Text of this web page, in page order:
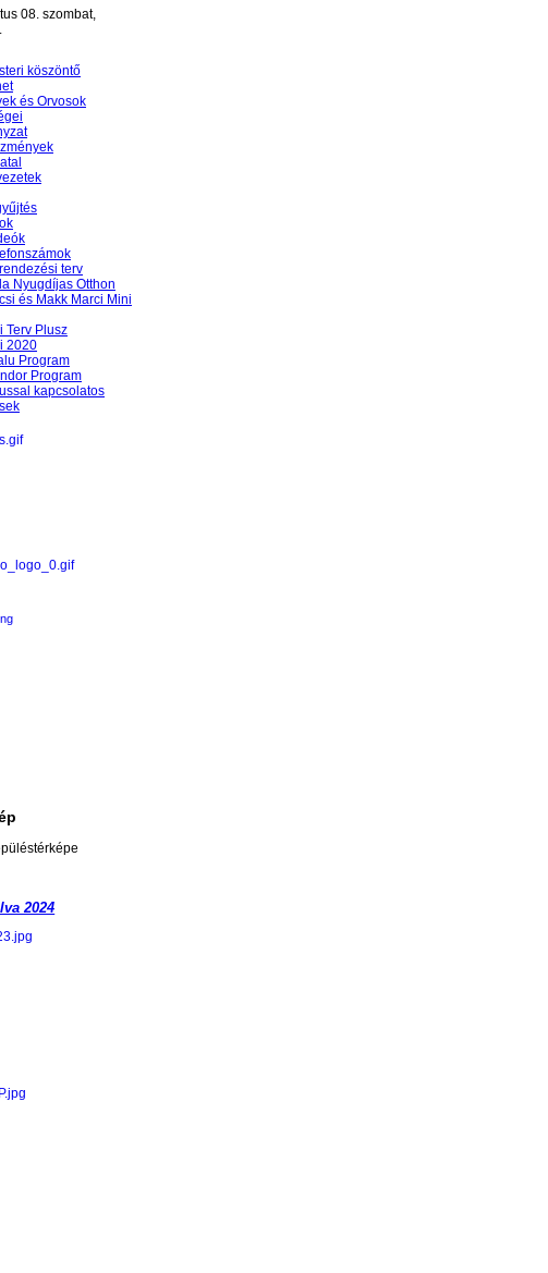
08. szombat,
köszöntő
és Orvosok
terv
Nyugdíjas Otthon
és Makk Marci Mini
Terv Plusz
2020
Program
Program
kapcsolatos
2024